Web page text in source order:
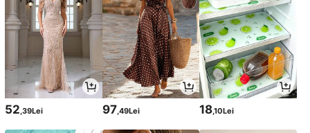
52 ,39Lei 97 ,49Lei 18,10Lei